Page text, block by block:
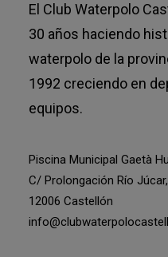
El Club Waterpolo
30 años haciendo
waterpolo de la
1992 creciendo en
equipos.
Piscina Municipal Gaetà
C/ Prolongación Río
12006 Castellón